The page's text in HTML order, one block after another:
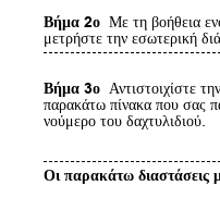
Βήμα 2ο Με τη βοήθεια
μετρήστε την εσωτερική
Βήμα 3ο Αντιστοιχίστε
παρακάτω πίνακα που σας
νούμερο του δαχτυλιδιού.
Οι παρακάτω διαστάσεις